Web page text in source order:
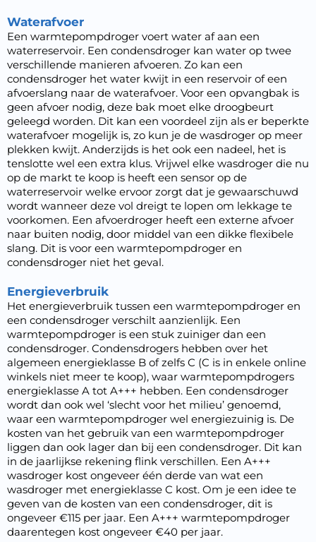
Waterafvoer
Een warmtepompdroger voert water af aan een
waterreservoir. Een condensdroger kan water op twee
verschillende manieren afvoeren. Zo kan een
condensdroger het water kwijt in een reservoir of een
afvoerslang naar de waterafvoer. Voor een opvangbak is
geen afvoer nodig, deze bak moet elke droogbeurt
geleegd worden. Dit kan een voordeel zijn als er beperkte
waterafvoer mogelijk is, zo kun je de wasdroger op meer
plekken kwijt. Anderzijds is het ook een nadeel, het is
tenslotte wel een extra klus. Vrijwel elke wasdroger die nu
op de markt te koop is heeft een sensor op de
waterreservoir welke ervoor zorgt dat je gewaarschuwd
wordt wanneer deze vol dreigt te lopen om lekkage te
voorkomen. Een afvoerdroger heeft een externe afvoer
naar buiten nodig, door middel van een dikke flexibele
slang. Dit is voor een warmtepompdroger en
condensdroger niet het geval.
Energieverbruik
Het energieverbruik tussen een warmtepompdroger en
een condensdroger verschilt aanzienlijk. Een
warmtepompdroger is een stuk zuiniger dan een
condensdroger. Condensdrogers hebben over het
algemeen energieklasse B of zelfs C (C is in enkele online
winkels niet meer te koop), waar warmtepompdrogers
energieklasse A tot A+++ hebben. Een condensdroger
wordt dan ook wel ‘slecht voor het milieu’ genoemd,
waar een warmtepompdroger wel energiezuinig is. De
kosten van het gebruik van een warmtepompdroger
liggen dan ook lager dan bij een condensdroger. Dit kan
in de jaarlijkse rekening flink verschillen. Een A+++
wasdroger kost ongeveer één derde van wat een
wasdroger met energieklasse C kost. Om je een idee te
geven van de kosten van een condensdroger, dit is
ongeveer €115 per jaar. Een A+++ warmtepompdroger
daarentegen kost ongeveer €40 per jaar.